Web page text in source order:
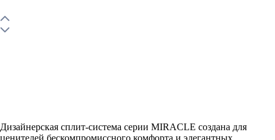
Дизайнерская сплит-система серии MIRACLE создана для